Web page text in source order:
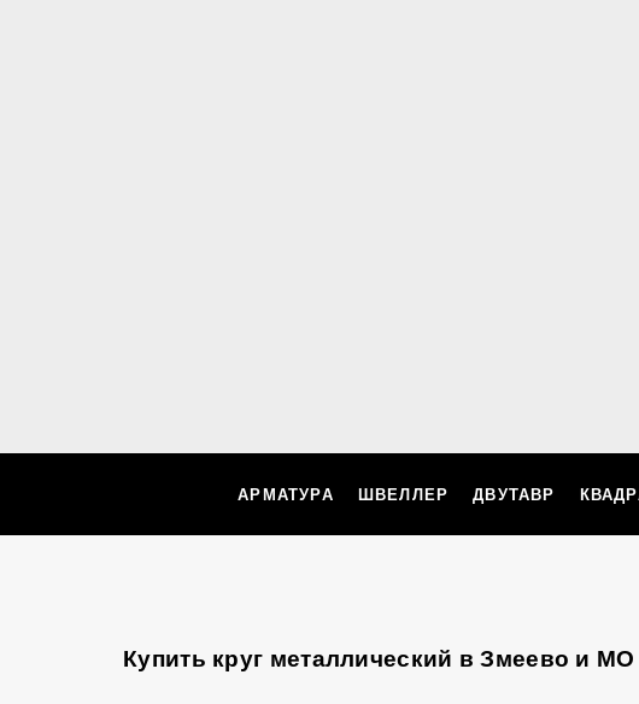
АРМАТУРА ШВЕЛЛЕР ДВУТАВР
Купить круг металлический в Змеево и МО